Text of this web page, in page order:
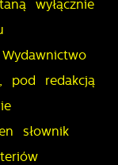
wyłącznie
pod redakcją
słownik